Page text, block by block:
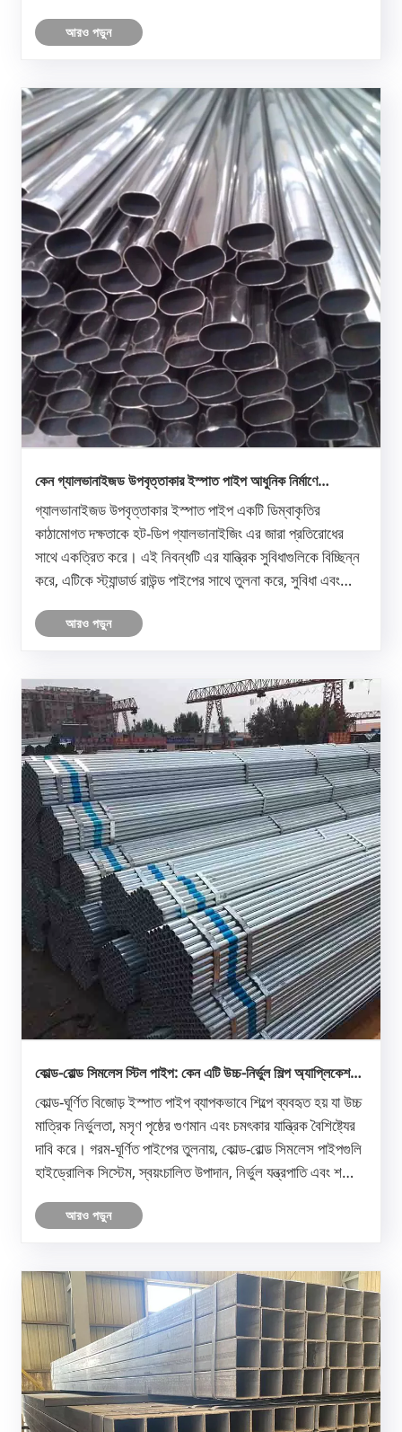
আরও পড়ুন
কেন গ্যালভানাইজড উপবৃত্তাকার ইস্পাত পাইপ আধুনিক নির্মাণে
জনপ্রিয়তা অর্জন করছে?
গ্যালভানাইজড উপবৃত্তাকার ইস্পাত পাইপ একটি ডিম্বাকৃতির
কাঠামোগত দক্ষতাকে হট-ডিপ গ্যালভানাইজিং এর জারা প্রতিরোধের
সাথে একত্রিত করে। এই নিবন্ধটি এর যান্ত্রিক সুবিধাগুলিকে বিচ্ছিন্ন
করে, এটিকে স্ট্যান্ডার্ড রাউন্ড পাইপের সাথে তুলনা করে, সুবিধা এবং
আরও পড়ুন
কোল্ড-রোল্ড সিমলেস স্টিল পাইপ: কেন এটি উচ্চ-নির্ভুল শিল্প অ্যাপ্লিকেশনের
জন্য পছন্দের পছন্দ
কোল্ড-ঘূর্ণিত বিজোড় ইস্পাত পাইপ ব্যাপকভাবে শিল্পে ব্যবহৃত হয় যা উচ্চ
মাত্রিক নির্ভুলতা, মসৃণ পৃষ্ঠের গুণমান এবং চমৎকার যান্ত্রিক বৈশিষ্ট্যের
দাবি করে। গরম-ঘূর্ণিত পাইপের তুলনায়, কোল্ড-রোল্ড সিমলেস পাইপগুলি
হাইড্রোলিক সিস্টেম, স্বয়ংচালিত উপাদান, নির্ভুল যন্ত্রপাতি এবং শক্তি
আরও পড়ুন